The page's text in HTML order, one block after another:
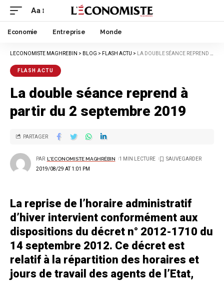
Aa
Economie Entreprise Monde
LECONOMISTE MAGHREBIN > BLOG > FLASH ACTU > LA DOUBLE SÉANCE REPREND À PARTIR DU 2 SEPTEMBRE 2019
FLASH ACTU
La double séance reprend à
partir du 2 septembre 2019
2019/08/29 AT 1:01 PM
PAR L'ECONOMISTE MAGHRÉBIN 1 MIN LECTURE
PARTAGER
La reprise de l’horaire administratif
d’hiver intervient conformément aux
dispositions du décret n° 2012-1710 du
14 septembre 2012. Ce décret est
relatif à la répartition des horaires et
jours de travail des agents de l’Etat,